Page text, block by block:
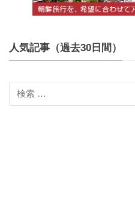
人気記事（過去30日間）